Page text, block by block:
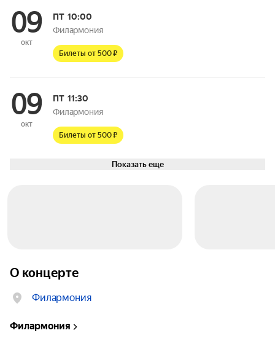
09
окт
ПТ10:00
Филармония
Билеты от 500 ₽
09
окт
ПТ11:30
Филармония
Билеты от 500 ₽
Показать еще
О концерте
Филармония
Филармония